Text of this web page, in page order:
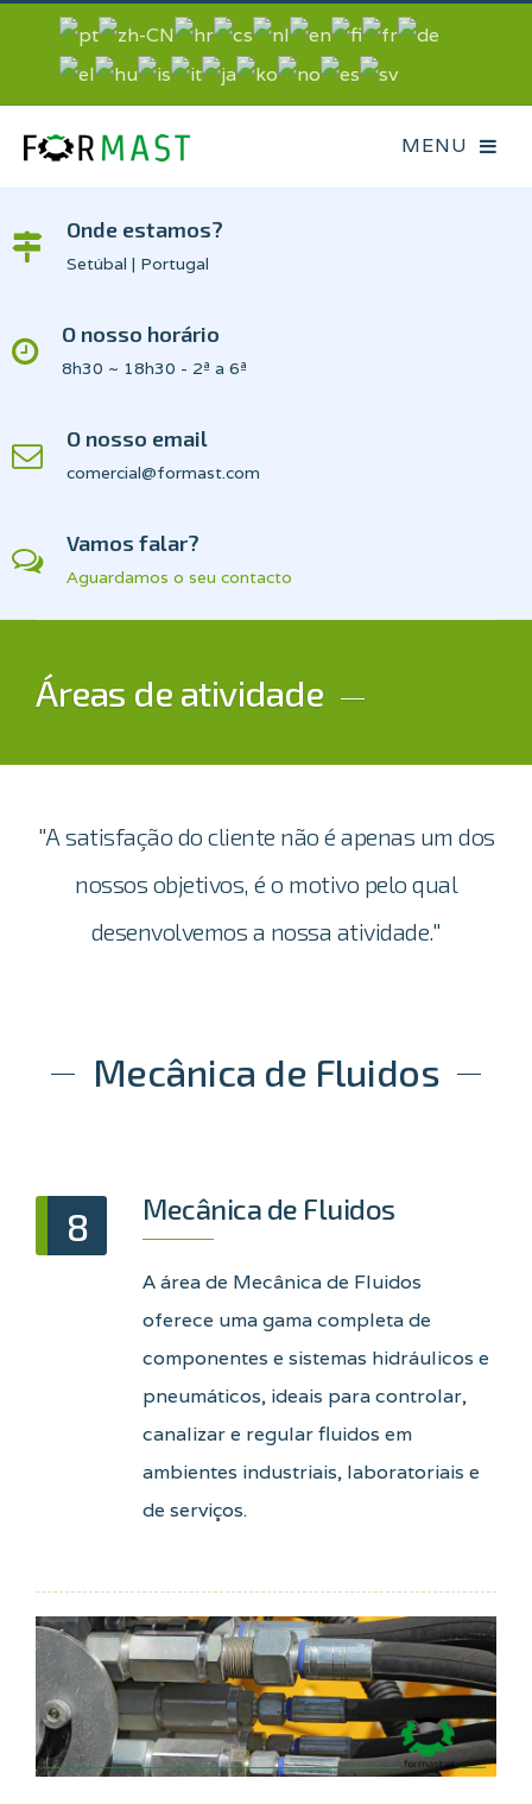
Onde estamos?
Setúbal | Portugal
O nosso horário
8h30 ~ 18h30 - 2ª a 6ª
O nosso email
comercial@formast.com
Vamos falar?
Aguardamos o seu contacto
Áreas de atividade
"A satisfação do cliente não é apenas um dos
nossos objetivos, é o motivo pelo qual
desenvolvemos a nossa atividade."
Mecânica de Fluidos
8 Mecânica de Fluidos
A área de Mecânica de Fluidos
oferece uma gama completa de
componentes e sistemas hidráulicos e
pneumáticos, ideais para controlar,
canalizar e regular fluidos em
ambientes industriais, laboratoriais e
de serviços.